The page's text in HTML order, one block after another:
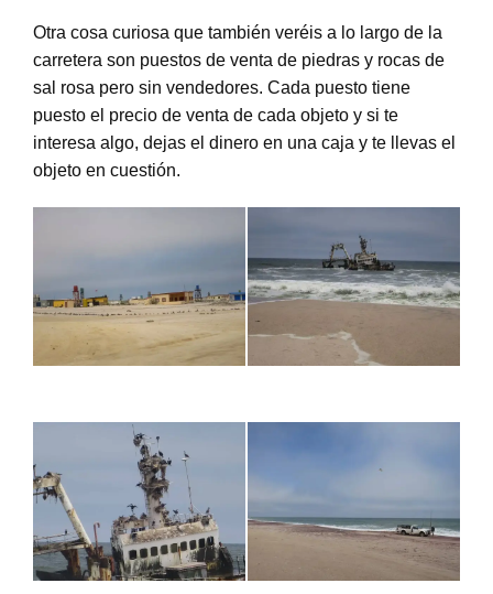
Otra cosa curiosa que también veréis a lo largo de la
carretera son puestos de venta de piedras y rocas de
sal rosa pero sin vendedores. Cada puesto tiene
puesto el precio de venta de cada objeto y si te
interesa algo, dejas el dinero en una caja y te llevas el
objeto en cuestión.